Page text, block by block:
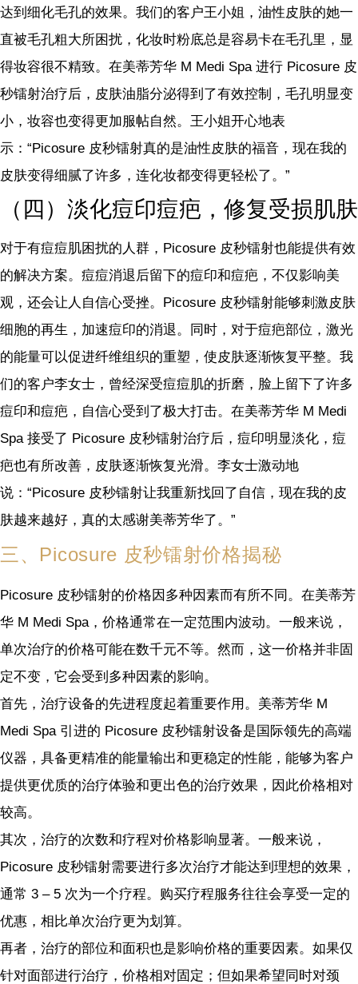
达到细化毛孔的效果。我们的客户王小姐，油性皮肤的她一
直被毛孔粗大所困扰，化妆时粉底总是容易卡在毛孔里，显
得妆容很不精致。在美蒂芳华 M Medi Spa 进行 Picosure 皮
秒镭射治疗后，皮肤油脂分泌得到了有效控制，毛孔明显变
小，妆容也变得更加服帖自然。王小姐开心地表
示：“Picosure 皮秒镭射真的是油性皮肤的福音，现在我的
皮肤变得细腻了许多，连化妆都变得更轻松了。”
（四）淡化痘印痘疤，修复受损肌肤
对于有痘痘肌困扰的人群，Picosure 皮秒镭射也能提供有效
的解决方案。痘痘消退后留下的痘印和痘疤，不仅影响美
观，还会让人自信心受挫。Picosure 皮秒镭射能够刺激皮肤
细胞的再生，加速痘印的消退。同时，对于痘疤部位，激光
的能量可以促进纤维组织的重塑，使皮肤逐渐恢复平整。我
们的客户李女士，曾经深受痘痘肌的折磨，脸上留下了许多
痘印和痘疤，自信心受到了极大打击。在美蒂芳华 M Medi
Spa 接受了 Picosure 皮秒镭射治疗后，痘印明显淡化，痘
疤也有所改善，皮肤逐渐恢复光滑。李女士激动地
说：“Picosure 皮秒镭射让我重新找回了自信，现在我的皮
肤越来越好，真的太感谢美蒂芳华了。”
三、Picosure 皮秒镭射价格揭秘
Picosure 皮秒镭射的价格因多种因素而有所不同。在美蒂芳
华 M Medi Spa，价格通常在一定范围内波动。一般来说，
单次治疗的价格可能在数千元不等。然而，这一价格并非固
定不变，它会受到多种因素的影响。
首先，治疗设备的先进程度起着重要作用。美蒂芳华 M
Medi Spa 引进的 Picosure 皮秒镭射设备是国际领先的高端
仪器，具备更精准的能量输出和更稳定的性能，能够为客户
提供更优质的治疗体验和更出色的治疗效果，因此价格相对
较高。
其次，治疗的次数和疗程对价格影响显著。一般来说，
Picosure 皮秒镭射需要进行多次治疗才能达到理想的效果，
通常 3 – 5 次为一个疗程。购买疗程服务往往会享受一定的
优惠，相比单次治疗更为划算。
再者，治疗的部位和面积也是影响价格的重要因素。如果仅
针对面部进行治疗，价格相对固定；但如果希望同时对颈